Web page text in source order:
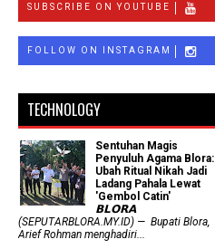
SUBSCRIBE ON YOUTUBE
FOLLOW ON INSTAGRAM
TECHNOLOGY
Sentuhan Magis
Penyuluh Agama Blora:
Ubah Ritual Nikah Jadi
Ladang Pahala Lewat
'Gembol Catin'
𝗕𝗟𝗢𝗥𝗔
(SEPUTARBLORA.MY.ID) — Bupati Blora,
Arief Rohman menghadiri...